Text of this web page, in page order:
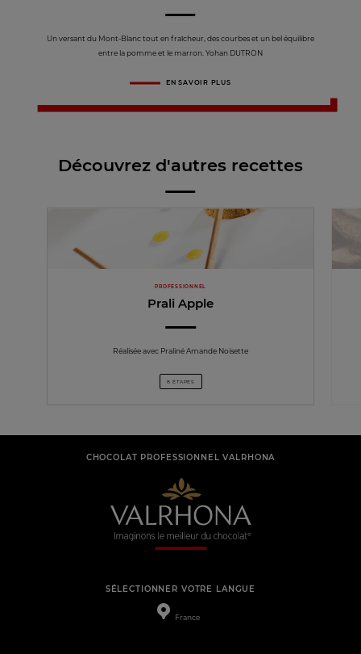
Un versant du Mont-Blanc tout en fraîcheur, des courbes et un bel équilibre
entre la pomme et le marron. Yohan DUTRON
EN SAVOIR PLUS
Découvrez d'autres recettes
PROFESSIONNEL
Prali Apple
Réalisée avec Praliné Amande Noisette
8 ÉTAPES
CHOCOLAT PROFESSIONNEL VALRHONA
SÉLECTIONNER VOTRE LANGUE
France